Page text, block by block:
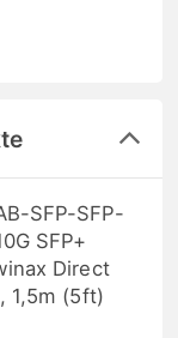
SFP-SFP-
SFP+
Direct
1,5m (5ft)